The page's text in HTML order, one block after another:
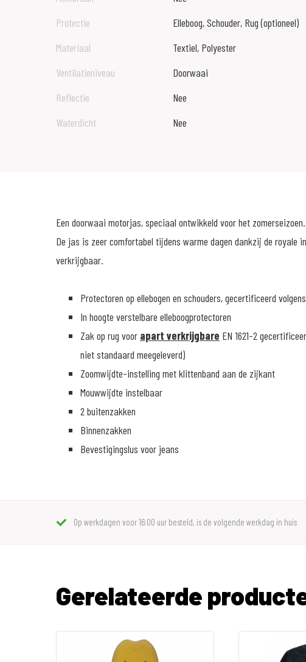
Protectie
Elleboog, Schouder, Rug (optioneel)
Materiaal
Textiel, Polyester
Ventilatieniveau
Doorwaai
Reflectie
Nee
Waterdicht
Nee
Een doorwaai motorjas, speciaal ontwikkeld voor het zomerseizoen.
De jas is zeer comfortabel tijdens warme dagen dankzij de royale
verkrijgbaar.
Protectoren op ellebogen en schouders, gecertificeerd volgens
In hoogte verstelbare elleboogprotectoren
Zak op rug voor apart verkrijgbare EN 1621-2
niet standaard meegeleverd)
Zoomwijdte-instelling met klittenband aan de zijkant
Mouwwijdte instelbaar
2 buitenzakken
Binnenzakken
Bevestigingslus voor jeans
Op werkdagen voor 16:00 uur besteld, is de volgende werkdag in huis
Gerelateerde